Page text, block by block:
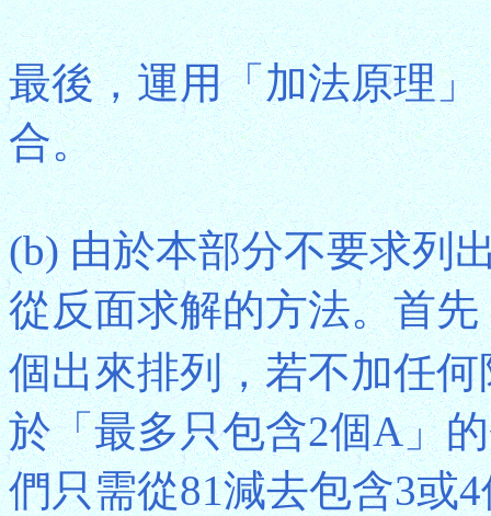
最後，運用「加法原理」
合。
(b) 由於本部分不要求列
從反面求解的方法。首
個出來排列，若不加任
於「最多只包含2個A」
們只需從81減去包含3或